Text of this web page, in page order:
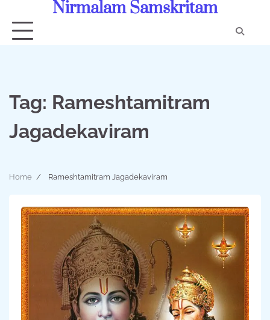
content
Nirmalam Samskritam
Tag: Rameshtamitram
Jagadekaviram
Home Rameshtamitram Jagadekaviram